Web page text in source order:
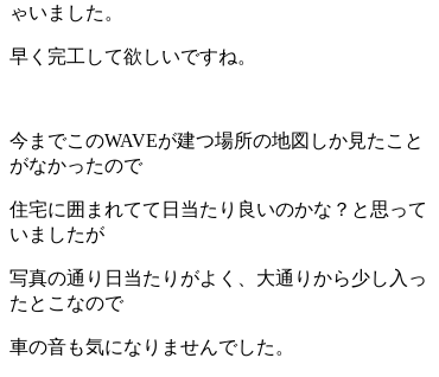
ゃいました。
早く完工して欲しいですね。
今までこのWAVEが建つ場所の地図しか見たこと
がなかったので
住宅に囲まれてて日当たり良いのかな？と思って
いましたが
写真の通り日当たりがよく、大通りから少し入っ
たとこなので
車の音も気になりませんでした。